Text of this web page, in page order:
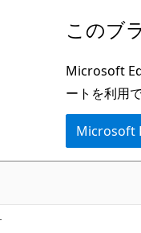
このブ
Microsoft
ートを利用
Microsoft